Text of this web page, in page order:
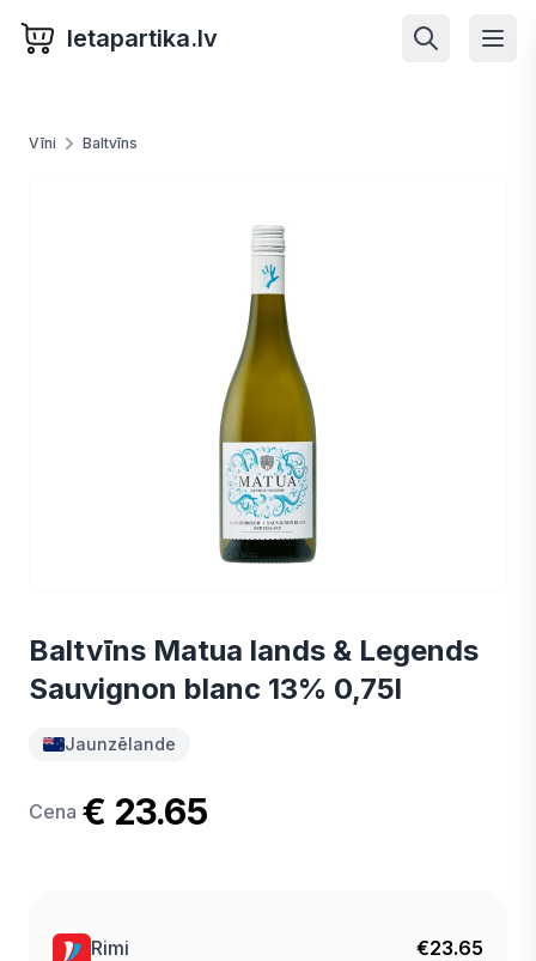
letapartika.lv
Vīni Baltvīns
Baltvīns Matua lands & Legends
Sauvignon blanc 13% 0,75l
Jaunzēlande
Cena € 23.65
Rimi €23.65